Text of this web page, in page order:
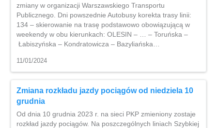
zmiany w organizacji Warszawskiego Transportu
Publicznego. Dni powszednie Autobusy korekta trasy linii:
134 – skierowanie na trasę podstawowo obowiązującą w
weekendy w obu kierunkach: OLESIN – … – Toruńska –
Łabiszyńska – Kondratowicza – Bazyliańska…
11/01/2024
Zmiana rozkładu jazdy pociągów od niedziela 10
grudnia
Od dnia 10 grudnia 2023 r. na sieci PKP zmieniony zostaje
rozkład jazdy pociągów. Na poszczególnych liniach Szybkiej